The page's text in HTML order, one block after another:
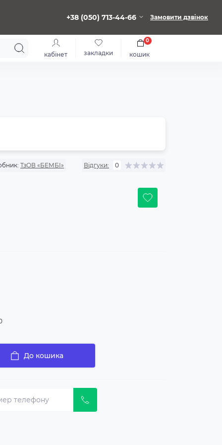
+38 (050) 713-44-66 Замовити дзвінок
кабінет закладки кошик
0
ТзОВ «БЕМБІ» Відгуки: 0
До кошика